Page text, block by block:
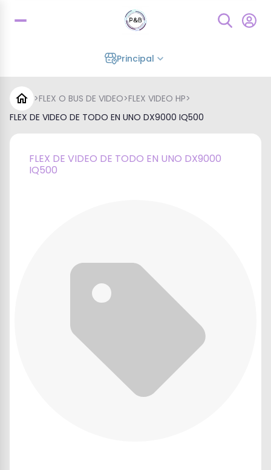
Principal
>FLEX O BUS DE VIDEO>FLEX VIDEO HP>
FLEX DE VIDEO DE TODO EN UNO DX9000 IQ500
FLEX DE VIDEO DE TODO EN UNO DX9000
IQ500